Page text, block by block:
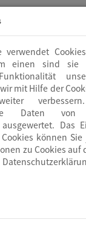
Aktuelle Infos
| 2026
mit aktuellen
Ihnen den
verwendet
einen sind sie
mit Hilfe der
Daten von
Das
können
zu Cookies auf